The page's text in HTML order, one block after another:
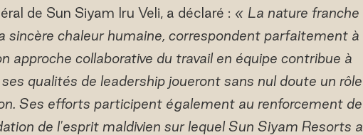
de Sun Siyam Iru Veli, a déclaré : « La nature franche
sincère chaleur humaine, correspondent parfaitement à
approche collaborative du travail en équipe contribue à
qualités de leadership joueront sans nul doute un rôle
Ses efforts participent également au renforcement de
de l'esprit maldivien sur lequel Sun Siyam Resorts a